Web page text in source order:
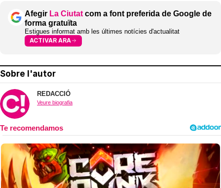
Afegir La Ciutat com a font preferida de Google de
forma gratuïta
Estigues informat amb les últimes notícies d'actualitat
ACTIVAR ARA
Sobre l'autor
REDACCIÓ
Veure biografia